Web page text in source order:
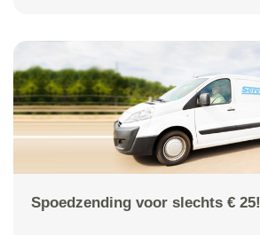
Spoedzending voor slechts € 25!